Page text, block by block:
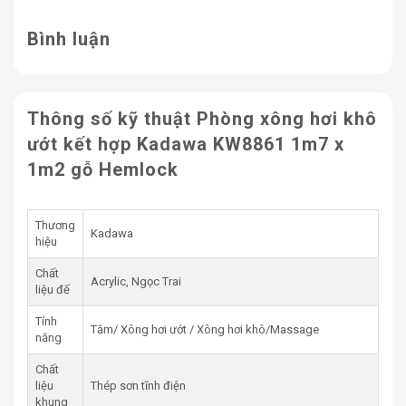
Xô gáo gỗ: 1 bộ.
Thanh treo khăn
Kích thước và giá cả:
Kích thước
Thông
1700x1200x2280mm
1850x1300x2280mm
VNĐ
1900x1200x2280mm
87.000.000
VNĐ
107.000.000
VNĐ
127.000.000
PHỤ KIỆN ĐI KÈM:
Bình luận
Thông số kỹ thuật Phòng xông hơi khô
ướt kết hợp Kadawa KW8861 1m7 x
1m2 gỗ Hemlock
Thương
hiệu
Kadawa
Chất
liệu đế
Acrylic, Ngọc Trai
Tính
năng
Tắm/ Xông hơi ướt / Xông hơi khô/Massage
Chất
liệu
khung
Thép sơn tĩnh điện